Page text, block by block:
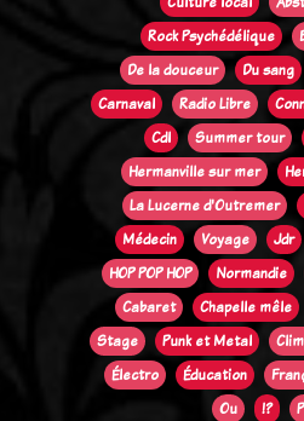
Rock Psychédélique
De la douceur
Du sang
Carnaval
Radio Libre
Cdl
Summer tour
Hermanville sur mer
La Lucerne d'Outremer
Médecin
Voyage Jdr
HOP POP HOP
Normandie
Cabaret
Chapelle mêle
Stage
Punk et Metal
Électro
Éducation
Ou
!?